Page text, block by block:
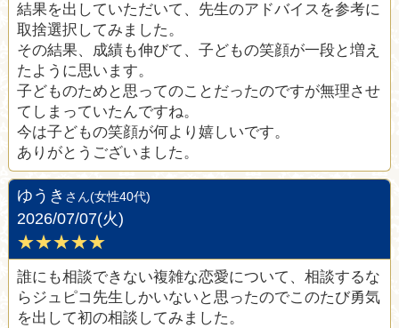
結果を出していただいて、先生のアドバイスを参考に
取捨選択してみました。
その結果、成績も伸びて、子どもの笑顔が一段と増え
たように思います。
子どものためと思ってのことだったのですが無理させ
てしまっていたんですね。
今は子どもの笑顔が何より嬉しいです。
ありがとうございました。
ゆうき さん(女性40代)
2026/07/07(火)
★★★★★
誰にも相談できない複雑な恋愛について、相談するな
らジュピコ先生しかいないと思ったのでこのたび勇気
を出して初の相談してみました。